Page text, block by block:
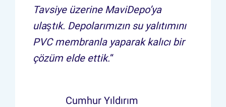
Tavsiye üzerine MaviDepo’ya
ulaştık. Depolarımızın su yalıtımını
PVC membranla yaparak kalıcı bir
çözüm elde ettik.“
Cumhur Yıldırım